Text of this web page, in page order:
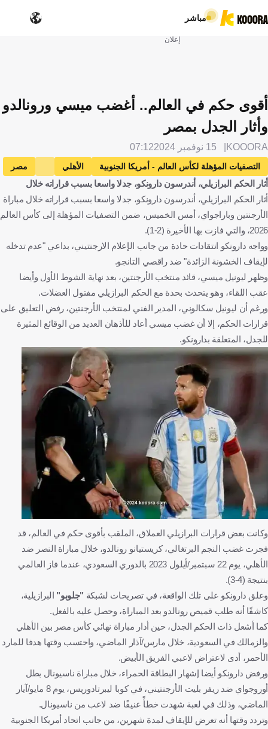
مباشر
إعلان
أقوى حكم في العالم.. أغضب ميسي ورونالدو
وأثار الجدل بمصر
KOOORA 15 نوفمبر 2024 07:12
التصفيات المؤهلة لكأس العالم - أمريكا الجنوبية الأهلي
مصر
الزمالك
النصر
المملكة العربية السعودية
ريفر بليت
الأرجنتين الأرجنتين
باراجواي
باراغواي
أورغواي كريستيانو رونالدو
ليونيل ميسي
كرة قدم
أثار الحكم البرازيلي، أندرسون دارونكو، جدلا واسعا بسبب قراراته خلال
أثار الحكم البرازيلي، أندرسون دارونكو، جدلا واسعا بسبب قراراته خلال مباراة
الأرجنتين وباراجواي، أمس الخميس، ضمن التصفيات المؤهلة إلى كأس العالم
2026، والتي فازت بها الأخيرة (2-1).
وواجه دارونكو انتقادات حادة من جانب الإعلام الارجنتيني، بداعي "عدم تدخله
لإيقاف الخشونة الزائدة" ضد راقصي التانجو.
وظهر ليونيل ميسي، قائد منتخب الأرجنتين، بعد نهاية الشوط الأول وأيضا
عقب اللقاء، وهو يتحدث بحدة مع الحكم البرازيلي مفتول العضلات.
ورغم أن ليونيل سكالوني، المدير الفني لمنتخب الأرجنتين، رفض التعليق على
قرارات الحكم، إلا أن غضب ميسي أعاد للأذهان العديد من الوقائع المثيرة
للجدل، المتعلقة بدارونكو.
وكانت بعض قرارات البرازيلي العملاق، الملقب بأقوى حكم في العالم، قد
فجرت غضب النجم البرتغالي، كريستيانو رونالدو، خلال مباراة النصر ضد
الأهلي، يوم 22 سبتمبر/أيلول 2023 بالدوري السعودي، عندما فاز العالمي
بنتيجة (4-3).
وعلق دارونكو على تلك الواقعة، في تصريحات لشبكة "جلوبو" البرازيلية،
كاشفًا أنه طلب قميص رونالدو بعد المباراة، وحصل عليه بالفعل.
كما أشعل ذات الحكم الجدل، حين أدار مباراة نهائي كأس مصر بين الأهلي
والزمالك في السعودية، خلال مارس/آذار الماضي، واحتسب وقتها هدفا للمارد
الأحمر، أدى لاعتراض لاعبي الفريق الأبيض.
ورفض دارونكو أيضا إشهار البطاقة الحمراء، خلال مباراة ناسيونال بطل
أوروجواي ضد ريفر بليت الأرجنتيني، في كوبا ليبرتادوريس، يوم 8 مايو/آيار
الماضي، وذلك في لعبة شهدت خطأً عنيفًا ضد لاعب من ناسيونال.
وتردد وقتها أنه تعرض للإيقاف لمدة شهرين، من جانب اتحاد أمريكا الجنوبية